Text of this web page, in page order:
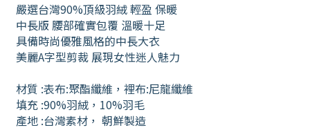
嚴選台灣90%頂級羽絨 輕盈 保暖
中長版 腰部確實包覆 溫暖十足
具備時尚優雅風格的中長大衣
美麗A字型剪裁 展現女性迷人魅力
材質 :表布:聚酯纖維，裡布:尼龍纖維
填充 :90%羽絨 ，10%羽毛
產地 :台灣素材， 朝鮮製造